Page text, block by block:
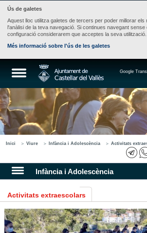
Ús de galetes
Aquest lloc utilitza galetes de tercers per poder millorar
l'anàlisi de la teva navegació. Si continues navegant sense
configuració considerarem que acceptes la seva utilització.
Més informació sobre l'ús de les galetes
Google
Inici Viure Infància i Adolescència Activitats
Infància i Adolescència
Activitats extraescolars